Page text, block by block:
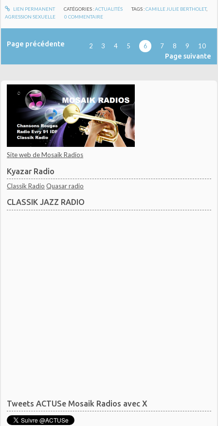
LIEN PERMANENT CATÉGORIES :ACTUALITÉS TAGS :CAMILLE JULIE BERTHOLET,
AGRESSION SEXUELLE
0 COMMENTAIRE
Page précédente 2 3 4 5 6 7 8 9 10
Page suivante
Site web de Mosaik Radios
Kyazar Radio
Classik Radio Quasar radio
CLASSIK JAZZ RADIO
Tweets ACTUSe Mosaik Radios avec X